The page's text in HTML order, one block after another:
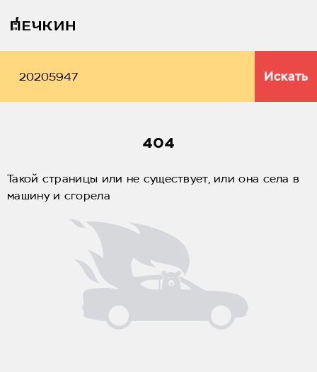
Искать
404
Такой страницы или не существует, или она села в
машину и сгорела